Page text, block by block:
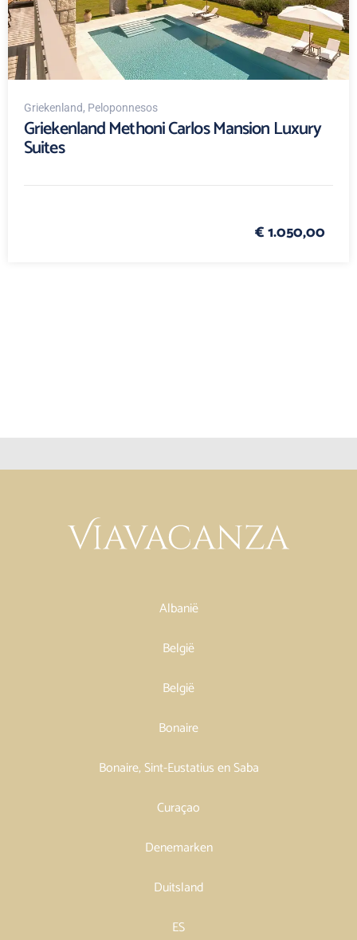
Griekenland, Peloponnesos
Griekenland Methoni Carlos Mansion Luxury
Suites
€ 1.050,00
Albanië
België
België
Bonaire
Bonaire, Sint-Eustatius en Saba
Curaçao
Denemarken
Duitsland
ES